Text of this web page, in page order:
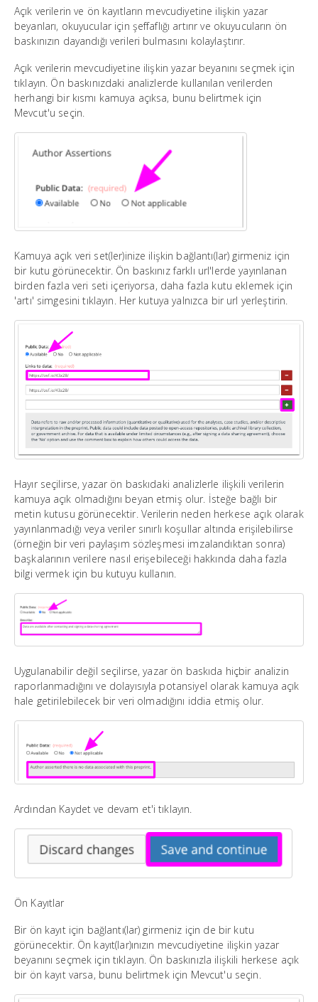
Açık verilerin ve ön kayıtların mevcudiyetine ilişkin yazar
beyanları, okuyucular için şeffaflığı artırır ve okuyucuların ön
baskınızın dayandığı verileri bulmasını kolaylaştırır.
Açık verilerin mevcudiyetine ilişkin yazar beyanını seçmek için
tıklayın. Ön baskınızdaki analizlerde kullanılan verilerden
herhangi bir kısmı kamuya açıksa, bunu belirtmek için
Mevcut'u seçin.
Kamuya açık veri set(ler)inize ilişkin bağlantı(lar) girmeniz için
bir kutu görünecektir. Ön baskınız farklı url'lerde yayınlanan
birden fazla veri seti içeriyorsa, daha fazla kutu eklemek için
'artı' simgesini tıklayın. Her kutuya yalnızca bir url yerleştirin.
Hayır seçilirse, yazar ön baskıdaki analizlerle ilişkili verilerin
kamuya açık olmadığını beyan etmiş olur. İsteğe bağlı bir
metin kutusu görünecektir. Verilerin neden herkese açık olarak
yayınlanmadığı veya veriler sınırlı koşullar altında erişilebilirse
(örneğin bir veri paylaşım sözleşmesi imzalandıktan sonra)
başkalarının verilere nasıl erişebileceği hakkında daha fazla
bilgi vermek için bu kutuyu kullanın.
Uygulanabilir değil seçilirse, yazar ön baskıda hiçbir analizin
raporlanmadığını ve dolayısıyla potansiyel olarak kamuya açık
hale getirilebilecek bir veri olmadığını iddia etmiş olur.
Ardından Kaydet ve devam et'i tıklayın.
Ön Kayıtlar
Bir ön kayıt için bağlantı(lar) girmeniz için de bir kutu
görünecektir. Ön kayıt(lar)ınızın mevcudiyetine ilişkin yazar
beyanını seçmek için tıklayın. Ön baskınızla ilişkili herkese açık
bir ön kayıt varsa, bunu belirtmek için Mevcut'u seçin.